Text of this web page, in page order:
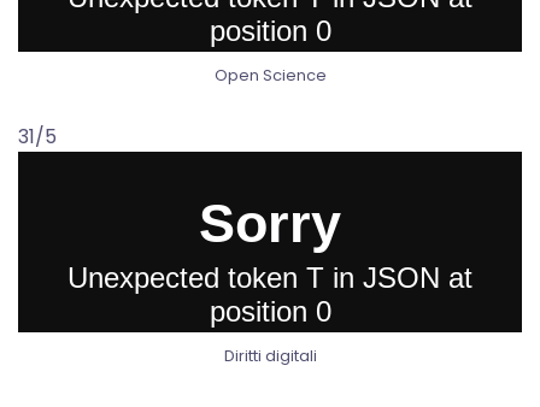
Open Science
31/5
Diritti digitali